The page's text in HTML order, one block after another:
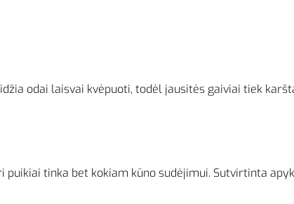
odai laisvai kvėpuoti, todėl jausitės gaiviai tiek
tinka bet kokiam kūno sudėjimui. Sutvirtinta